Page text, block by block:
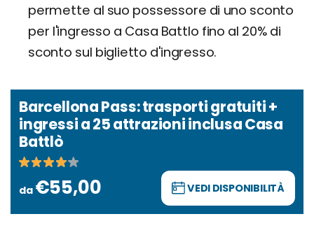
permette al suo possessore di uno sconto
per l'ingresso a Casa Battlo fino al 20% di
sconto sul biglietto d'ingresso.
Barcellona Pass: trasporti gratuiti +
ingressi a 25 attrazioni inclusa Casa
Battlò
€55,00 VEDI DISPONIBILITÀ